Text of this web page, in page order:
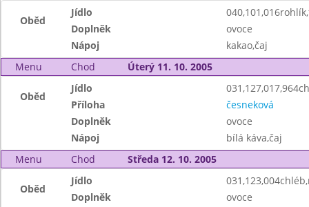
Oběd
Jídlo
Doplněk
ovoce
Nápoj
kakao,čaj
Menu
Chod Úterý 11. 10. 2005
Oběd
Jídlo
Příloha
česneková
Doplněk
ovoce
Nápoj
bílá káva,čaj
Menu
Chod Středa 12. 10. 2005
Oběd
Jídlo
Doplněk
ovoce